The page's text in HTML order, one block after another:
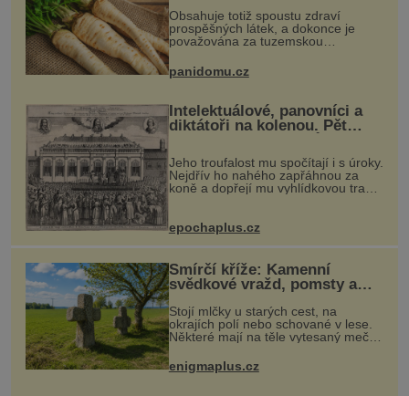
Obsahuje totiž spoustu zdraví
prospěšných látek, a dokonce je
považována za tuzemskou
superpotravinu. Zázrak plný
vitaminů V petrželi najdete vitaminy
B1, B2, B3, B6, provitamin A, vitamin
panidomu.cz
Intelektuálové, panovníci a
diktátoři na kolenou. Pět
popravou
Jeho troufalost mu spočítají i s úroky.
Nejdřív ho nahého zapřáhnou za
koně a dopřejí mu vyhlídkovou trasu
předtím, než ztratí věd
epochaplus.cz
Smírčí kříže: Kamenní
svědkové vražd, pomsty a
dávných vin
Stojí mlčky u starých cest, na
okrajích polí nebo schované v lese.
Některé mají na těle vytesaný meč,
jiné sekeru, v dalším případě jde jen
o prostý kříž. Na první pohled
vypadají jako zapomenuté nábo
enigmaplus.cz